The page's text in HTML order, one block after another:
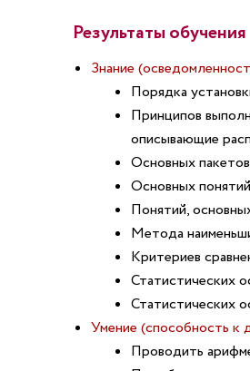
Результаты обучения
Знание
Порядка
Принципов
описывающие
Основных
Основных
Понятий,
Метода
Критериев
Статистических
Статистических
Умение (способность к
Проводить